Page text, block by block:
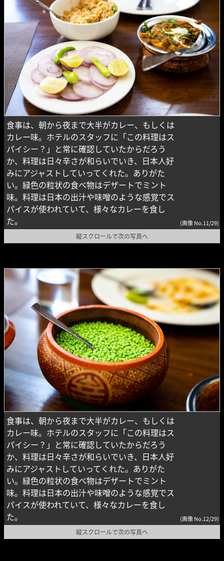
食事は、朝から夜まで大半がカレー、もしくは
カレー味。ホテルのスタッフに「この料理はス
パイシー？」と常に確認していたからだろう
か、料理は日々辛さが和らいでいき、日本人好
みにアジャストしていってくれた。ありがた
い。緑色の粒状の食べ物はデザートでミント
味。料理は日本の出汁や味噌のような感覚でス
パイスが使われていて、様々なカレーを食し
た。
(画像 No.11/29)
縦スクロールで次の写真へ
食事は、朝から夜まで大半がカレー、もしくは
カレー味。ホテルのスタッフに「この料理はス
パイシー？」と常に確認していたからだろう
か、料理は日々辛さが和らいでいき、日本人好
みにアジャストしていってくれた。ありがた
い。緑色の粒状の食べ物はデザートでミント
味。料理は日本の出汁や味噌のような感覚でス
パイスが使われていて、様々なカレーを食し
た。
(画像 No.12/29)
縦スクロールで次の写真へ